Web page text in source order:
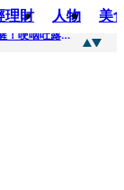
理財 人物 美
超速肇事停工一年首度受訪 廣末涼子被次子點醒！哽咽吐露：不再偽裝完美